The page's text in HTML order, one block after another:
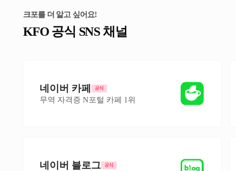
크포를 더 알고 싶어요!
KFO 공식 SNS 채널
네이버 카페
무역 자격증 N포털 카페 1위
네이버 블로그